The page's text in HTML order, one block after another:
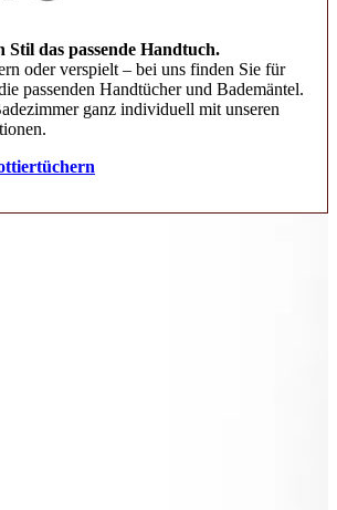
Stil das passende Handtuch.
oder verspielt – bei uns finden Sie für
passenden Handtücher und Bademäntel.
ganz individuell mit unseren